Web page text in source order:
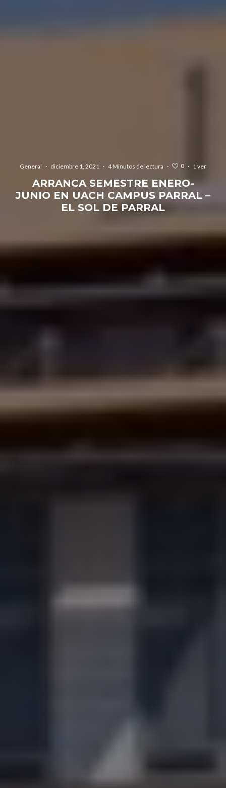
General · diciembre 1, 2021 · 4 Minutos de lectura · 0 · 1 ver
ARRANCA SEMESTRE ENERO-
JUNIO EN UACH CAMPUS PARRAL –
EL SOL DE PARRAL